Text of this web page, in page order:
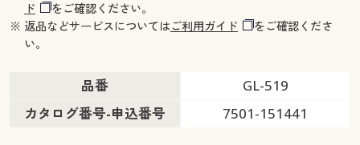
ド
をご確認ください。
※ 返品などサービスについてはご利用ガイド
をご確認くださ
い。
品番
GL-519
カタログ番号-申込番号
7501-151441